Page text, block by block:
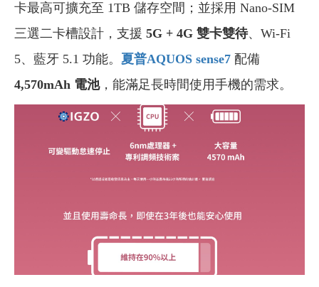
卡最高可擴充至 1TB 儲存空間；並採用 Nano-SIM
三選二卡槽設計，支援 5G + 4G 雙卡雙待、Wi-Fi
5、藍牙 5.1 功能。 夏普AQUOS sense7 配備
4,570mAh 電池，能滿足長時間使用手機的需求。